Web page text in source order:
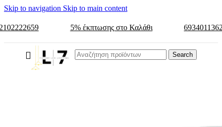
Skip to navigation Skip to main content
5% έκπτωσης στο Καλάθι
Search